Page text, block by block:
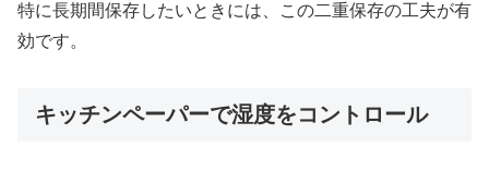
特に長期間保存したいときには、この二重保存の工夫が有
効です。
キッチンペーパーで湿度をコントロール